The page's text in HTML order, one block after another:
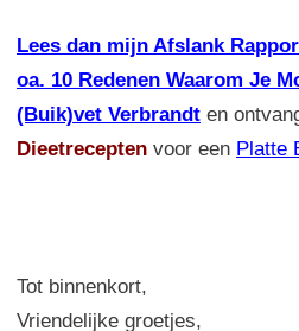
Lees dan mijn Afslank
oa. 10 Redenen Waarom Je
(Buik)vet Verbrandt en
Dieetrecepten voor een Platte
Tot binnenkort,
Vriendelijke groetjes,